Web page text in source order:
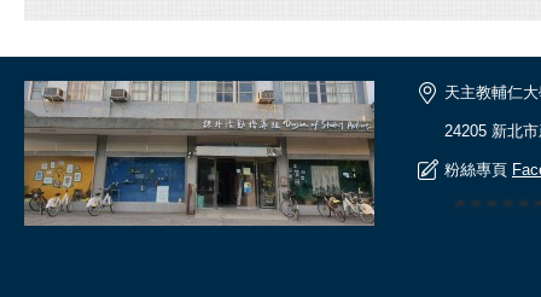
天主教輔仁
24205 新北
粉絲專頁